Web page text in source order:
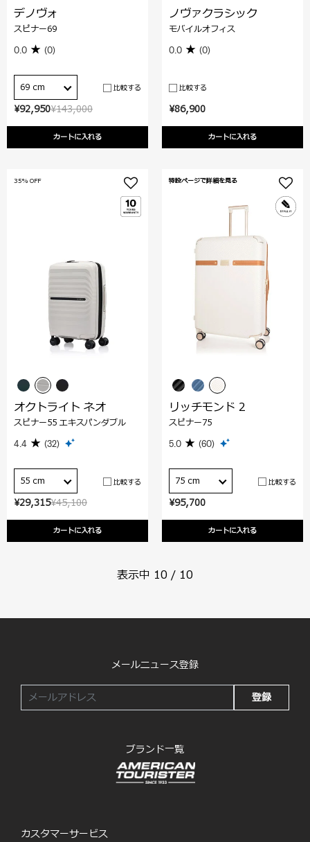
¥143,000
¥92,950
カートに入れる
デノヴォ
スピナー69
0.0 (0)
69 cm 比較する
¥86,900
カートに入れる
ノヴァクラシック
モバイルオフィス
0.0 (0)
比較する
¥45,100
¥29,315
カートに入れる
35% OFF
オクトライト ネオ
スピナー55 エキスパンダブル
4.4 (32)
55 cm 比較する
¥95,700
カートに入れる
特設ページで詳細を見る
リッチモンド 2
スピナー75
5.0 (60)
75 cm 比較する
表示中 10 / 10
メールニュース登録
登録
ブランド一覧
カスタマーサービス